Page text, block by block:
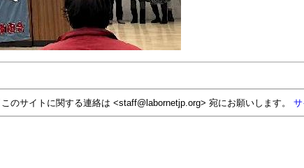
このサイトに関する連絡は <staff@labornetjp.org> 宛にお願いします。